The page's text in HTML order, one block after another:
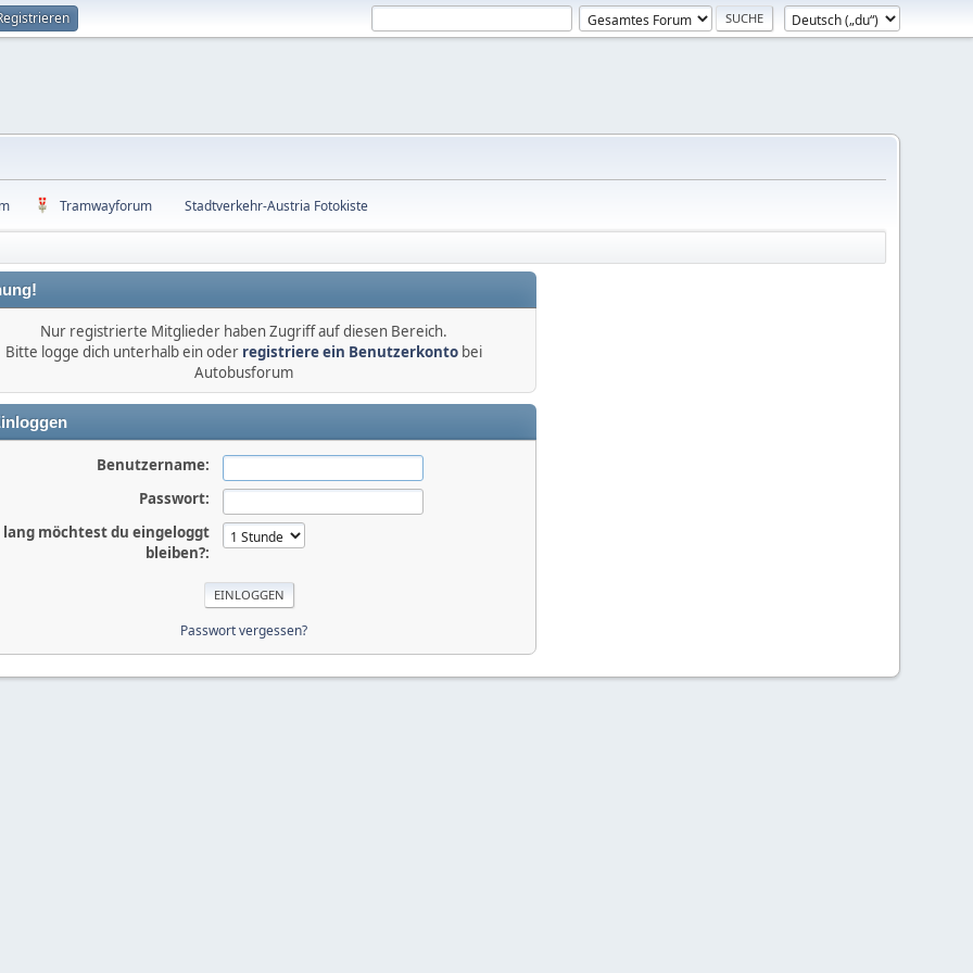
Tramwayforum Stadtverkehr-Austria Fotokiste
Nur registrierte Mitglieder haben Zugriff auf diesen Bereich.
Bitte logge dich unterhalb ein oder registriere ein Benutzerkontobei
Autobusforum
Benutzername:
Passwort:
lang möchtest du eingeloggt
bleiben?:
Passwort vergessen?